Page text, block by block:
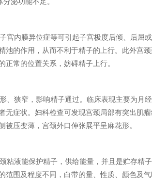
宫内膜异位症等可引起子宫极度后倾、后屈
池的作用，从而不利于精子的上行。此外宫
常的位置关系，妨碍精子上行。
、狭窄，影响精子通过。临床表现主要为月
无症状。妇科检查可发现宫颈局部有突出肌
压变薄，宫颈外口伸张展平呈麻花形。
粘液能保护精子，供给能量，并且是贮存精
范围及程度不同，白带的量、性质、颜色及